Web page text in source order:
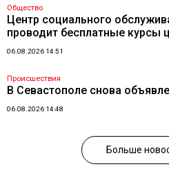
Общество
Центр социального
проводит бесплатные курсы
06.08.2026 14:51
Происшествия
В Севастополе снова
06.08.2026 14:48
Больше